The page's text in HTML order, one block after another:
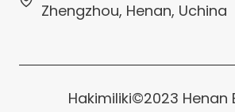
Zhengzhou, Henan, Uchina
Hakimiliki©2023 Henan